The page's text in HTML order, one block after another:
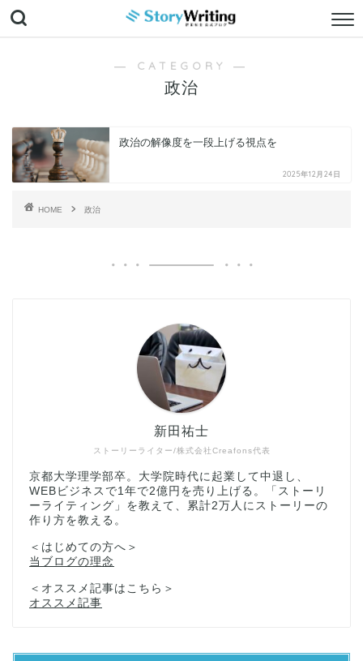
― CATEGORY ―
政治
政治の解像度を一段上げる視点を
2025年12月24日
HOME 政治
ストーリーライター/株式会社Creafons代表
新田祐士
京都大学理学部卒。大学院時代に起業して中退し、
WEBビジネスで1年で2億円を売り上げる。「ストーリ
ーライティング」を教えて、累計2万人にストーリーの
作り方を教える。
＜はじめての方へ＞
当ブログの理念
＜オススメ記事はこちら＞
オススメ記事